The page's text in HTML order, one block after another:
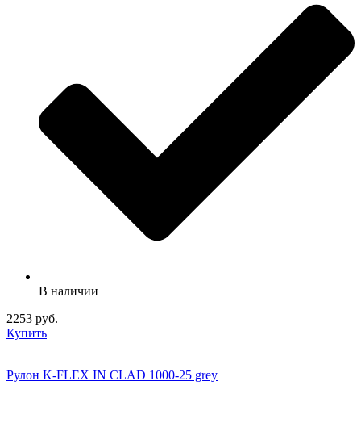
В наличии
2253 руб.
Купить
Рулон K-FLEX IN CLAD 1000-25 grey